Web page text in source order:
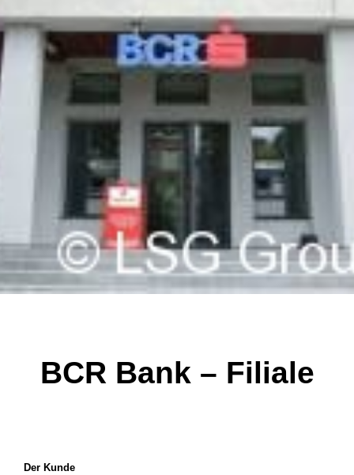
Karriere
Kontakt
Investoren
BCR Bank – Filiale
Der Kunde